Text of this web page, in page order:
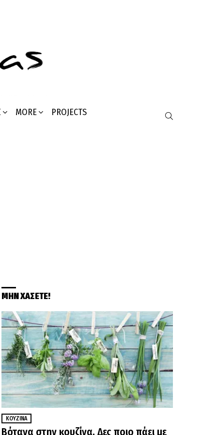
MORE PROJECTS
ΜΗΝ ΧΑΣΕΤΕ!
ΚΟΥΖΊΝΑ
Βότανα στην κουζίνα. Δες ποιο πάει με